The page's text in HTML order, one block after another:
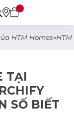
HTM Homes»HTM
TẠI
SỐ BIẾT